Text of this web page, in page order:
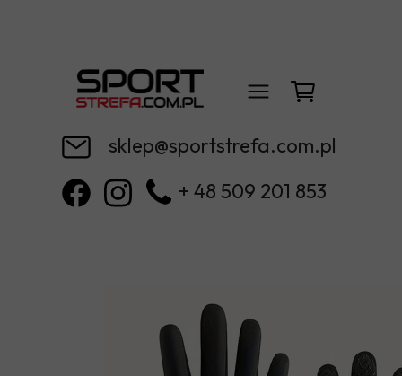
sklep@sportstrefa.com.pl
+ 48 509 201 853